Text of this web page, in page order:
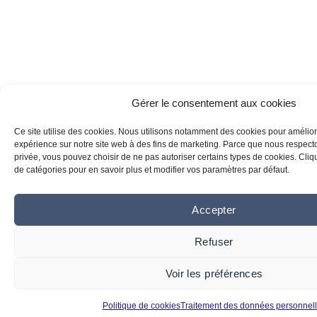
Gérer le consentement aux cookies
Ce site utilise des cookies. Nous utilisons notamment des cookies pour
expérience sur notre site web à des fins de marketing. Parce que nous
privée, vous pouvez choisir de ne pas autoriser certains types de cookies.
de catégories pour en savoir plus et modifier vos paramètres par défaut.
Accepter
Refuser
Voir les préférences
Politique de cookiesTraitement des données